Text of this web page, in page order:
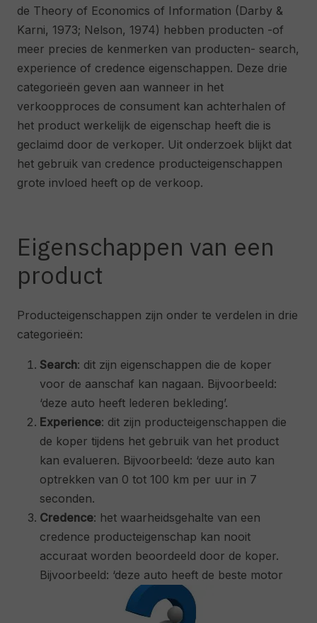
de Theory of Economics of Information (Darby &
Karni, 1973; Nelson, 1974) hebben producten -of
meer precies de kenmerken van producten- search,
experience of credence eigenschappen. Deze drie
categorieën geven aan wanneer in het
verkoopproces de consument kan achterhalen of
het product werkelijk de eigenschap heeft die is
geclaimd door de verkoper. Uit onderzoek blijkt dat
het gebruik van credence producteigenschappen
grote invloed heeft op de verkoop.
Eigenschappen van een
product
Producteigenschappen zijn onder te verdelen in drie
categorieën:
Search: dit zijn eigenschappen die de koper
voor de aanschaf kan nagaan. Bijvoorbeeld:
‘deze auto heeft lederen bekleding’.
Experience: dit zijn producteigenschappen die
de koper tijdens het gebruik van het product
kan evalueren. Bijvoorbeeld: ‘deze auto kan
optrekken van 0 tot 100 km per uur in 7
seconden.
Credence: het waarheidsgehalte van een
credence producteigenschap kan nooit
accuraat worden beoordeeld door de koper.
Bijvoorbeeld: ‘deze auto heeft de beste motor